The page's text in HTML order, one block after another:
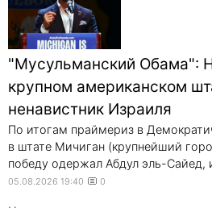
"Мусульманский Обама":
крупном американском
ненавистник Израиля
По итогам праймериз в
в штате Мичиган (крупнейший
победу одержал Абдул эль-Сайед,
05.08.2026 19:40 0